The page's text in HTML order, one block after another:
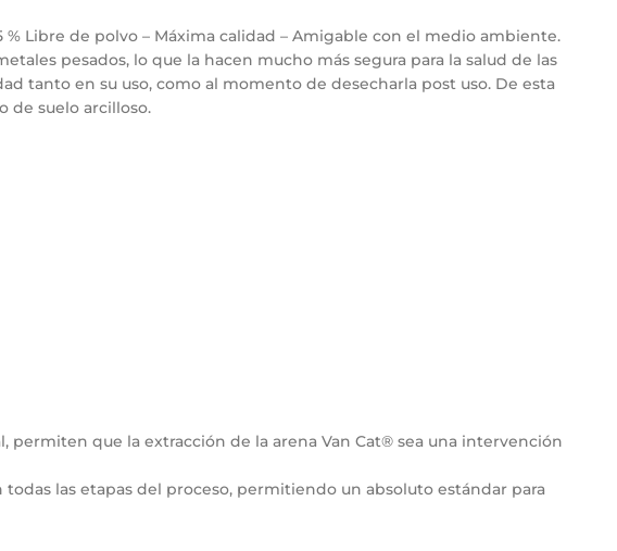
% Libre de polvo – Máxima calidad – Amigable con el medio ambiente.
pesados, lo que la hacen mucho más segura para la salud de las
tanto en su uso, como al momento de desecharla post uso. De esta
de suelo arcilloso.
permiten que la extracción de la arena Van Cat® sea una intervención
las etapas del proceso, permitiendo un absoluto estándar para